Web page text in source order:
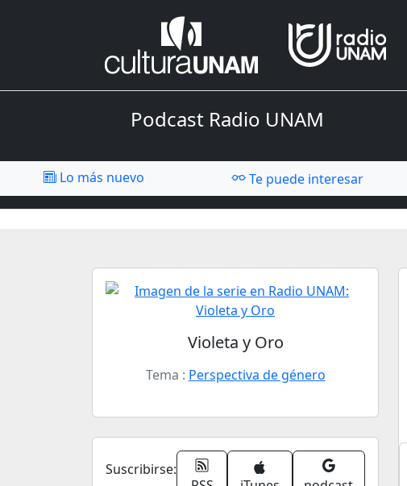
Podcast Radio UNAM
Lo más nuevo Te puede interesar
Violeta y Oro
Tema : Perspectiva de género
Suscribirse: